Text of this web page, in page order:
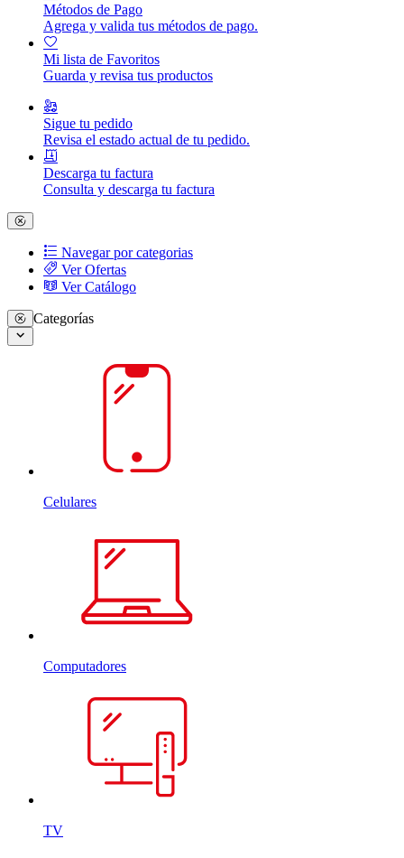
Métodos de Pago
Agrega y valida tus métodos de pago.
Mi lista de Favoritos
Guarda y revisa tus productos
Sigue tu pedido
Revisa el estado actual de tu pedido.
Descarga tu factura
Consulta y descarga tu factura
Navegar por categorias
Ver Ofertas
Ver Catálogo
Categorías
Celulares
Computadores
TV